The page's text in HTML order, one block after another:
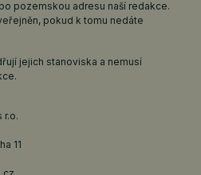
pozemskou adresu naší redakce.
pokud k tomu nedáte
jejich stanoviska a nemusí
r.o.
11